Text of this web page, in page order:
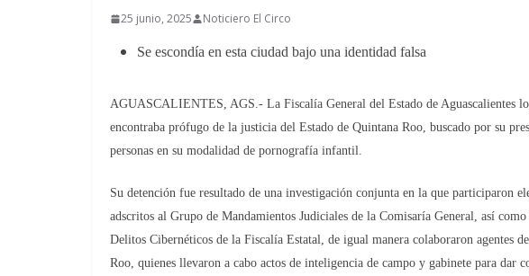
25 junio, 2025 Noticiero El Circo
Se escondía en esta ciudad bajo una identidad falsa
AGUASCALIENTES, AGS.- La Fiscalía General del Estado de Aguascalientes
encontraba prófugo de la justicia del Estado de Quintana Roo, buscado por su
personas en su modalidad de pornografía infantil.
Su detención fue resultado de una investigación conjunta en la que participaron
adscritos al Grupo de Mandamientos Judiciales de la Comisaría General, así
Delitos Cibernéticos de la Fiscalía Estatal, de igual manera colaboraron agentes
Roo, quienes llevaron a cabo actos de inteligencia de campo y gabinete para dar